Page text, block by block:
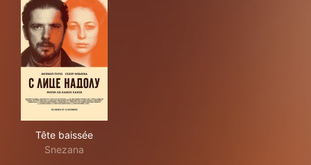
Tête baissée
Snezana